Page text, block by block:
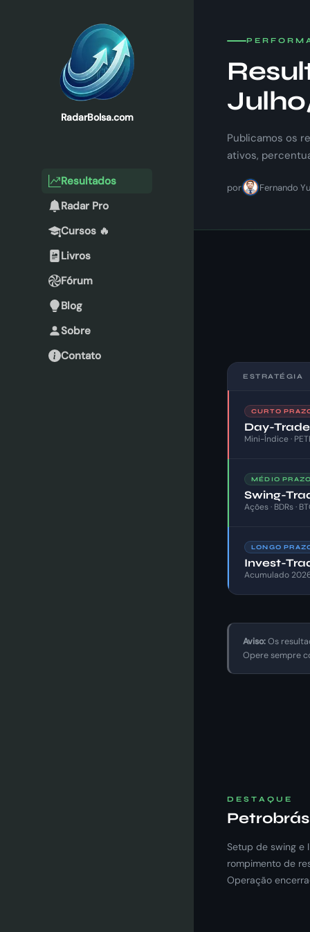
RadarBolsa.com
Resultados
Radar Pro
Cursos 🔥
Livros
Fórum
Blog
Sobre
Contato
Publicamos os
ativos,
por Fernando
ESTRATÉGIA
CURTO
Day-Trade
Mini-Índice ·
MÉDIO
Swing-
Ações · BDRs ·
LONGO
Invest-
Acumulado
Aviso:Os
Opere sempre
DESTAQUE
Setup de swing e
rompimento de
Operação